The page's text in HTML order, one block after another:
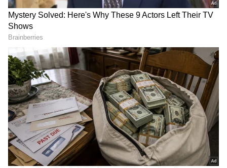
2
6
Image Credit : Bcci
'ದುಬಾರಿ' 17ನೇ ಓವರ್
ಪಂದ್ಯದ ಅತಿ ದೊಡ್ಡ ಟರ್ನಿಂಗ್ ಪಾಯಿಂಟ್ ಎಂದರೆ ಅದು
ರವಿ ಬಿಷ್ಣೋಯ್ ಎಸೆದ 17ನೇ ಓವರ್. ಕೊನೆಯ 28